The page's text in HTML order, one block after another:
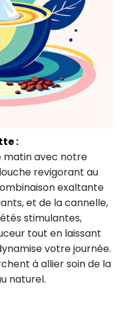
:
matin avec notre
revigorant au
exaltante
et de la cannelle,
stimulantes,
tout en laissant
votre journée.
à allier soin de la
naturel.